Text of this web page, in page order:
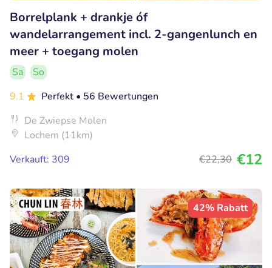
Borrelplank + drankje óf
wandelarrangement incl. 2-gangenlunch en
meer + toegang molen
Sa
So
9.1
Perfekt • 56 Bewertungen
De Zwiepse Molen
Lochem (11km)
Verkauft: 309
€22,30 €12
42% Rabatt